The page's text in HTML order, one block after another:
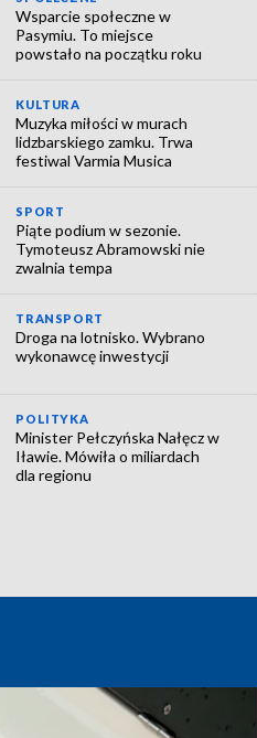
Wsparcie społeczne w
Pasymiu. To miejsce
powstało na początku roku
KULTURA
Muzyka miłości w murach
lidzbarskiego zamku. Trwa
festiwal Varmia Musica
SPORT
Piąte podium w sezonie.
Tymoteusz Abramowski nie
zwalnia tempa
TRANSPORT
Droga na lotnisko. Wybrano
wykonawcę inwestycji
POLITYKA
Minister Pełczyńska Nałęcz w
Iławie. Mówiła o miliardach
dla regionu